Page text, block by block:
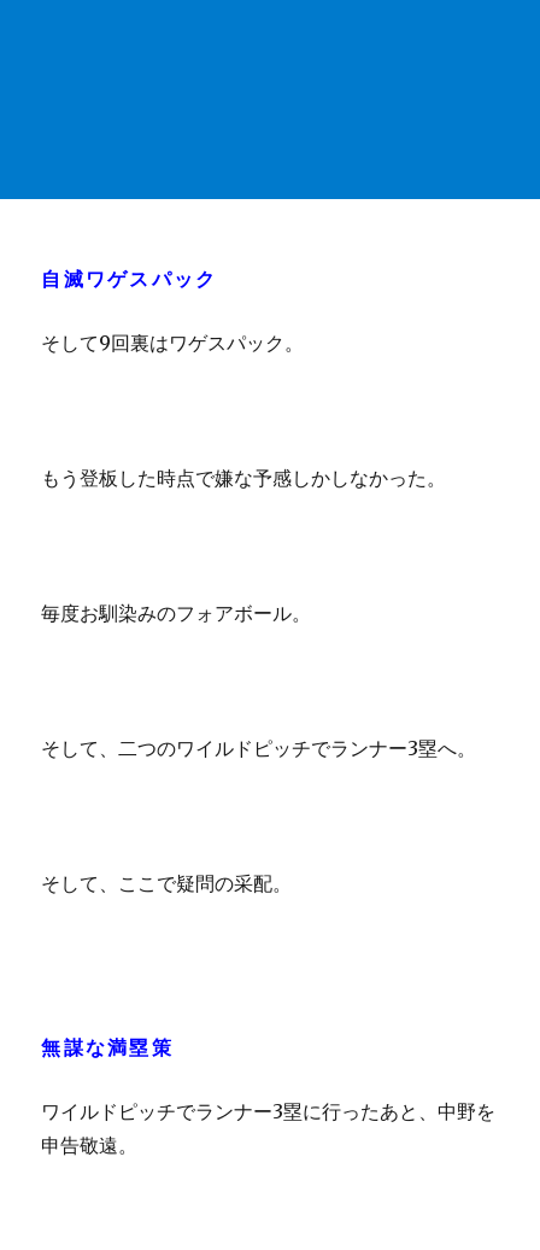
自滅ワゲスパック
そして9回裏はワゲスパック。
もう登板した時点で嫌な予感しかしなかった。
毎度お馴染みのフォアボール。
そして、二つのワイルドピッチでランナー3塁へ。
そして、ここで疑問の采配。
無謀な満塁策
ワイルドピッチでランナー3塁に行ったあと、中野を
申告敬遠。